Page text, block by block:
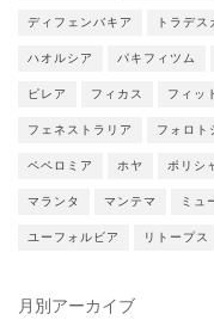
ディフェンバキア トラデス
ハオルシア パキフィツム
ピレア フィカス フィッ
フェネストラリア フォロト
ペペロミア ホヤ ポリシ
マランタ マンテマ ミュ
ユーフォルビア リトープス
月別アーカイブ